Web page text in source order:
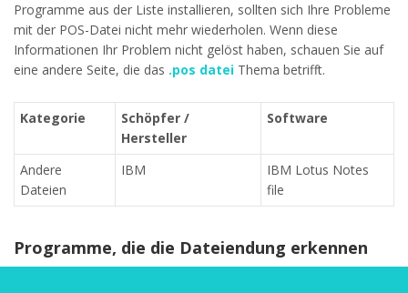
Programme aus der Liste installieren, sollten sich Ihre Probleme
mit der POS-Datei nicht mehr wiederholen. Wenn diese
Informationen Ihr Problem nicht gelöst haben, schauen Sie auf
eine andere Seite, die das .pos datei Thema betrifft.
Kategorie
Schöpfer /
Hersteller
Software
Andere
Dateien
IBM
IBM Lotus Notes
file
Programme, die die Dateiendung erkennen